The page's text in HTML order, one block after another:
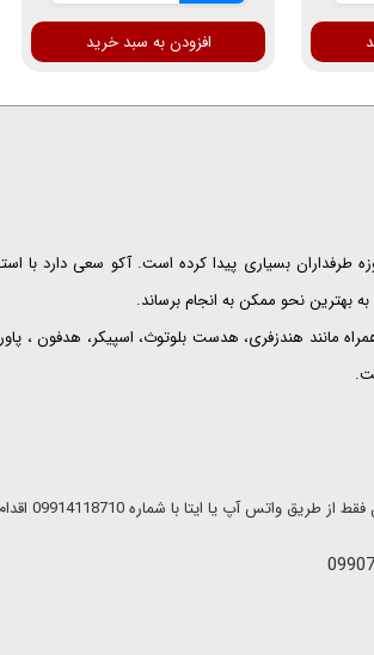
افزودن به سبد خرید
طرفداران بسیاری پیدا کرده است. آکو سعی دارد با
بهترین نحو ممکن به انجام برساند.
مانند هندزفری، هدست بلوتوث، اسپیکر، هدفون ،
یا ایتا با شماره 09914118710 اقدام فرمایید.